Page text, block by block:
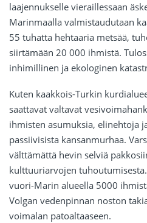
laajennukselle vieraillessaan
Marinmaalla valmistaudutaan
55 tuhatta hehtaaria metsää,
siirtämään 20 000 ihmistä.
inhimillinen ja ekologinen
Kuten kaakkois-Turkin
saattavat valtavat
ihmisten asumuksia, elinehtoja
passiivisista kansanmurhaa.
välttämättä hevin selviä
kulttuuriarvojen
vuori-Marin alueella 5000
Volgan vedenpinnan noston
voimalan patoaltaaseen.